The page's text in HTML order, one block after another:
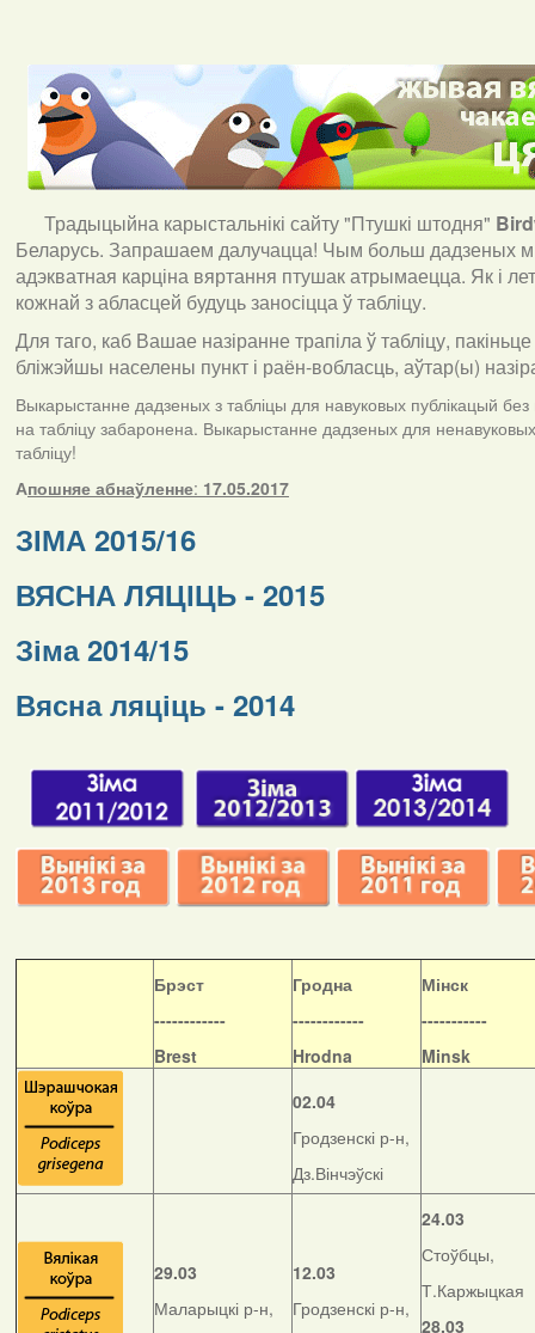
Традыцыйна карыстальнікі сайту "Птушкі штодня"
Беларусь. Запрашаем далучацца! Чым больш дадзеных
адэкватная карціна вяртання птушак атрымаецца. Як і
кожнай з абласцей будуць заносіцца ў табліцу.
Для таго, каб Вашае назіранне трапіла ў табліцу,
бліжэйшы населены пункт і раён-вобласць, аўтар(ы)
Выкарыстанне дадзеных з табліцы для навуковых публікацый без
на табліцу забаронена. Выкарыстанне дадзеных для
табліцу!
Апошняе абнаўленне: 17.05.2017
ЗІМА 2015/16
ВЯСНА ЛЯЦІЦЬ - 2015
Зіма 2014/15
Вясна ляціць - 2014
Брэст
------------
Brest
Гродна
------------
Hrodna
Мінск
-----------
Minsk
02.04
Гродзенскі р-н,
Дз.Вінчэўскі
29.03
Маларыцкі р-н,
12.03
Гродзенскі р-н,
24.03
Стоўбцы,
Т.Каржыцкая
28.03